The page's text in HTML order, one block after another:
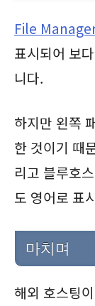
File
표시되어 보
니다.
하지만 왼쪽
한 것이기 때
리고 블루호
도 영어로 표
마치며
해외 호스팅